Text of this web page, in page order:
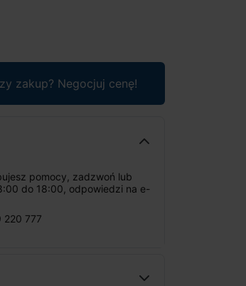
zakup? Negocjuj cenę!
pomocy, zadzwoń lub
do 18:00, odpowiedzi na e-
220 777